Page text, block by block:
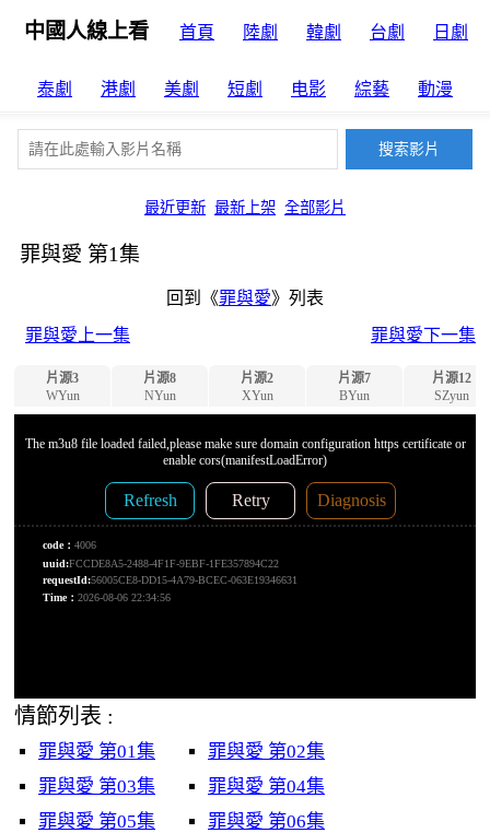
中國人線上看 首頁 陸劇 韓劇 台劇 日劇
泰劇 港劇 美劇 短劇 电影 綜藝 動漫
最近更新 最新上架 全部影片
罪與愛 第1集
回到《罪與愛》列表
罪與愛上一集
罪與愛下一集
片源3
WYun
片源8
NYun
片源2
XYun
片源7
BYun
片源12
SZyun
情節列表 :
罪與愛 第01集
罪與愛 第02集
罪與愛 第03集
罪與愛 第04集
罪與愛 第05集
罪與愛 第06集